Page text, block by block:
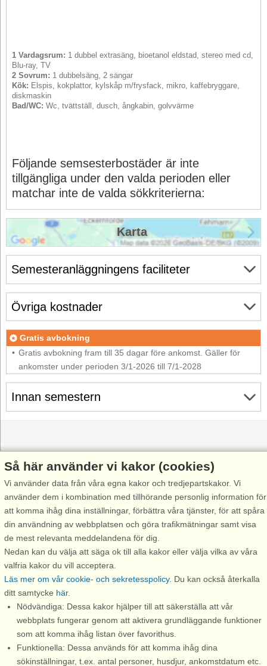
1 Vardagsrum: 1 dubbel extrasäng, bioetanol eldstad, stereo med cd,
Blu-ray, TV
2 Sovrum: 1 dubbelsäng, 2 sängar
Kök: Elspis, kokplattor, kylskåp m/frysfack, mikro, kaffebryggare,
diskmaskin
Bad/WC: Wc, tvättställ, dusch, ångkabin, golvvärme
Följande semsesterbostäder är inte
tillgängliga under den valda perioden eller
matchar inte de valda sökkriterierna:
Innan semestern
Semesteranläggningens faciliteter
Övriga kostnader
Gratis avbokning
Gratis avbokning fram till 35 dagar före ankomst. Gäller för
ankomster under perioden 3/1-2026 till 7/1-2028
Karta
Inspiration
Köp av presentkort
Rabatt
Om Danland
Din vistelse
Innan hemresan
Värt att veta
Trygghet & garanti
Förbehåll
Support
Kontakt
FAQ - frågor och svar
FAQ Rabattkoder
Så här använder vi kakor (cookies)
Vi använder data från våra egna kakor och tredjepartskakor. Vi
använder dem i kombination med tillhörande personlig information för
att komma ihåg dina inställningar, förbättra våra tjänster, för att spåra
din användning av webbplatsen och göra trafikmätningar samt visa
de mest relevanta meddelandena för dig.
Nedan kan du välja att säga ok till alla kakor eller välja vilka av våra
valfria kakor du vill acceptera.
Läs mer om vår cookie- och sekretesspolicy. Du kan också återkalla
ditt samtycke här.
Nödvändiga: Dessa kakor hjälper till att säkerställa att vår
webbplats fungerar genom att aktivera grundläggande funktioner
som att komma ihåg listan över favorithus.
Funktionella: Dessa används för att komma ihåg dina
sökinställningar, t.ex. antal personer, husdjur, ankomstdatum etc.